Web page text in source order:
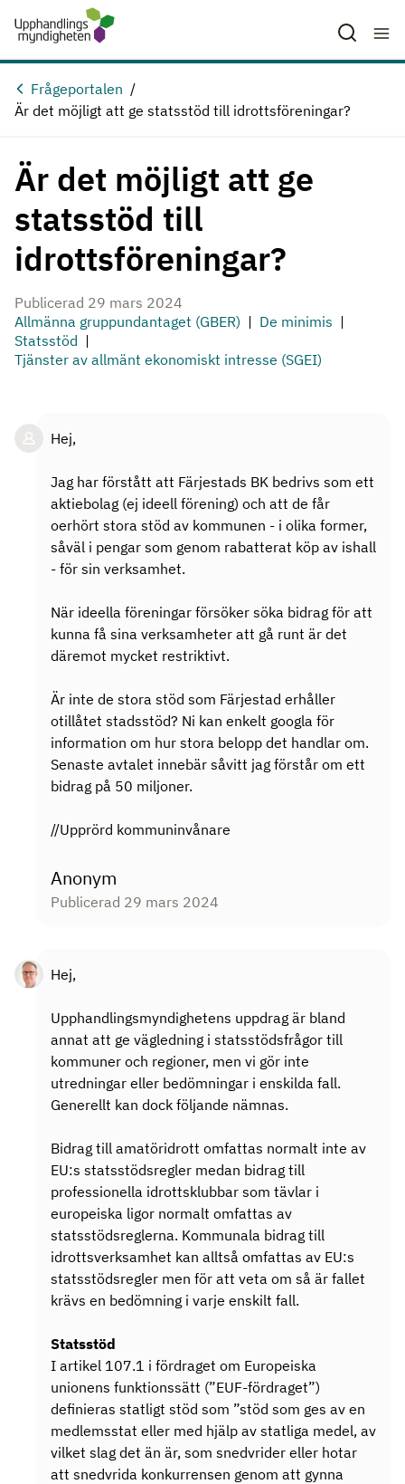
Hoppa till huvudinnehåll
Frågeportalen
Är det möjligt att ge statsstöd till idrottsföreningar?
Är det möjligt att ge
statsstöd till
idrottsföreningar?
Publicerad 29 mars 2024
Allmänna gruppundantaget (GBER)
De minimis
Statsstöd
Tjänster av allmänt ekonomiskt intresse (SGEI)
Hej,
Jag har förstått att Färjestads BK bedrivs som ett
aktiebolag (ej ideell förening) och att de får
oerhört stora stöd av kommunen - i olika former,
såväl i pengar som genom rabatterat köp av ishall
- för sin verksamhet.
När ideella föreningar försöker söka bidrag för att
kunna få sina verksamheter att gå runt är det
däremot mycket restriktivt.
Är inte de stora stöd som Färjestad erhåller
otillåtet stadsstöd? Ni kan enkelt googla för
information om hur stora belopp det handlar om.
Senaste avtalet innebär såvitt jag förstår om ett
bidrag på 50 miljoner.
//Upprörd kommuninvånare
Anonym
Publicerad 29 mars 2024
Hej,
Upphandlingsmyndighetens uppdrag är bland
annat att ge vägledning i statsstödsfrågor till
kommuner och regioner, men vi gör inte
utredningar eller bedömningar i enskilda fall.
Generellt kan dock följande nämnas.
Bidrag till amatöridrott omfattas normalt inte av
EU:s statsstödsregler medan bidrag till
professionella idrottsklubbar som tävlar i
europeiska ligor normalt omfattas av
statsstödsreglerna. Kommunala bidrag till
idrottsverksamhet kan alltså omfattas av EU:s
statsstödsregler men för att veta om så är fallet
krävs en bedömning i varje enskilt fall.
Statsstöd
I artikel 107.1 i fördraget om Europeiska
unionens funktionssätt (”EUF-fördraget”)
definieras statligt stöd som ”stöd som ges av en
medlemsstat eller med hjälp av statliga medel, av
vilket slag det än är, som snedvrider eller hotar
att snedvrida konkurrensen genom att gynna